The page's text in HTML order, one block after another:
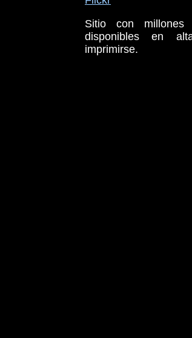
Sitio con millones
disponibles en
imprimirse.